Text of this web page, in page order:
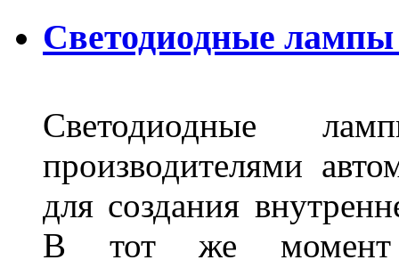
Светодиодные
Светодиодные
производителями
для создания
В тот же момент